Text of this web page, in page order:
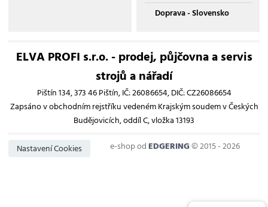
Doprava - Slovensko
ELVA PROFI s.r.o. - prodej, půjčovna a servis
strojů a nářadí
Pištín 134, 373 46 Pištín, IČ: 26086654, DIČ: CZ26086654
Zapsáno v obchodním rejstříku vedeném Krajským soudem v Českých
Budějovicích, oddíl C, vložka 13193
Nastavení Cookies e-shop odEDGERING© 2015 - 2026